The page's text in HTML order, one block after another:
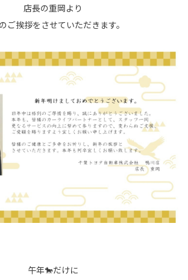
店長の重岡より
ご挨拶をさせていただきます。
午年🐎だけに